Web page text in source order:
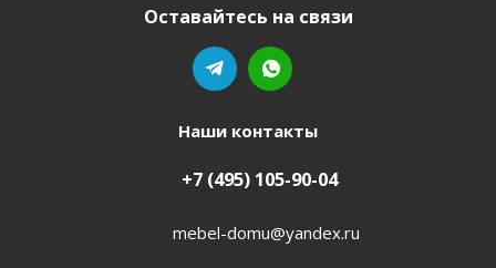
Оставайтесь на связи
Наши контакты
+7 (495) 105-90-04
mebel-domu@yandex.ru